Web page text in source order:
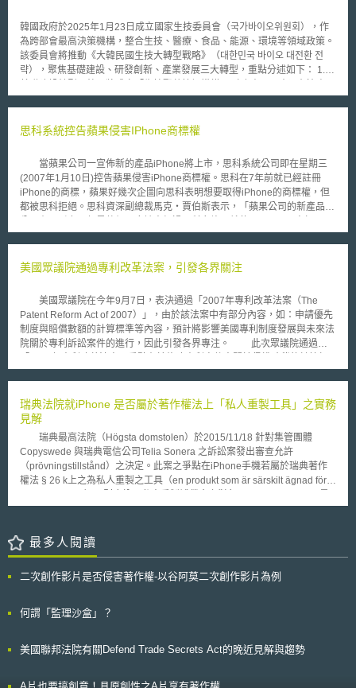
韓國政府於2025年1月23日成立國家生技委員會（국가바이오위원회），作
為跨部會最高決策機構，整合生技、醫療、食品、能源、環境等領域政策。
該委員會將推動《大韓民國生技大轉型戰略》（대한민국 바이오 대전환 전
략），聚焦基礎建設、研發創新、產業發展三大轉型，重點分述如下： 1.
체），整合20多個生技聚落，讓各聚落共享設備、專家及創業支援，並與全
生技專業人才，並推動生技監管創新。 2. 研發創新轉型：韓國期望透過AI
勵措施，簡化IRB及DRB審查流程，推動資料導向的生技研發。韓國計畫至
2035年在國家生技資料平台上累積1000萬筆生技資料，並建構高效能運算
基礎設施以提升分析能力。 3. 產業發展轉型：韓國將透過五個公共CDMO
支援生技產業技術產品化，並推動AI導向的「K-BioMADE計畫」，促進生
技製造的高速化、標準化與自動化。此外，政府將成立1兆韓元以上的
力擴大至2.5倍，確保在全球市場佔據領先地位。 韓國政府擬透過「國家生
我國未來生醫政策發展提供寶貴的參考價值，值得持續關注。
思科系統控告蘋果侵害IPhone商標權
當蘋果公司一宣佈新的產品iPhone將上市，思科系統公司即在星期三
(2007年1月10日)控告蘋果侵害iPhone商標權。思科在7年前就已經註冊
iPhone的商標，蘋果好幾次企圖向思科表明想要取得iPhone的商標權，但
都被思科拒絕。思科資深副總裁馬克‧賈伯斯表示，「蘋果公司的新產品十
此次提出控告不但保護思科的iPhone商標免於被蘋果使用，且預防公司可
告十分無聊，而且早已有很多家公司使用iPhone的商標在寬頻電話上，蘋
商標權不足以來對抗蘋果，我們相當有信心能戰勝這場戰。 波士頓律
師事務所Bromberg & Sunstein創設者布魯斯‧桑斯坦表示，思科為iPhone
商標註冊權人，在法律上具有優勢，蘋果唯一可選擇的抗辯，就是宣稱i系
列的商標名稱，例如iPod, iTunes和 iMac，早已造成消費者的混淆，消費者
已經無法辨別iPhone是由誰所製造的。桑斯坦進一步說明，蘋果雖宣稱他
美國已擁有iPhone商標權的思科並無太大的影響。
美國眾議院通過專利改革法案，引發各界關注
美國眾議院在今年9月7日，表決通過「2007年專利改革法案（The
Patent Reform Act of 2007）」，由於該法案中有部分內容，如：申請優先
制度與賠償數額的計算標準等內容，預計將影響美國專利制度發展與未來法
院關於專利訴訟案件的進行，因此引發各界專注。 此次眾議院通過的
準，將以該專利對整體產品的貢獻度為主，做出適當的賠償數額。另外還有
to-File System)。 目前美國專利制度採行是所謂的「發明優先制度」
(First-to-Invent System)，但未來依據「2007年專利改革法案」的內容，將
轉變為世界各國採行的「申請優先制度」，故被稱為是美國專利制度50年來
最重大的變革。 本項法案的通過，各界正反面的意見都有，支持的人
說這項法案的內容可以遏止專利訴訟的濫用，使企業間的經濟活動得以正常
發展。但是反對的人認為，限制賠償數額、上訴地點等，將使利用專利為惡
的人更形囂張，削弱專利保護的機制，反而會阻礙美國甚至是世界各國的專
瑞典法院就iPhone 是否屬於著作權法上「私人重製工具」之實務
見解
瑞典最高法院（Högsta domstolen）於2015/11/18 針對集管團體
Copyswede 與瑞典電信公司Telia Sonera 之訴訟案發出審查允許
（prövningstillstånd）之決定。此案之爭點在iPhone手機若屬於瑞典著作
權法 § 26 k上之為私人重製之工具（en produkt som är särskilt ägnad för
依瑞典著作權法管理私人重製補償金之團體，於本案中向Telia Sonera 請求
各型式手機，Copyswede主張iPhone手機型式為一種適合用於私人重製之
工具，故Telia Sonera應繳納補償金，於是向此案一審法院Södertörns
基準，以中間裁定方式（Mellamdom）認定iPhone手機確屬瑞典著作權法
認定之Telia Sonera於是請求瑞典最高法院進行審查。
最多人閱讀
二次創作影片是否侵害著作權-以谷阿莫二次創作影片為例
何謂「監理沙盒」？
美國聯邦法院有關Defend Trade Secrets Act的晚近見解與趨勢